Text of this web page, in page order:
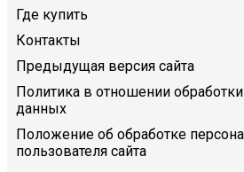
Где купить
Контакты
Предыдущая версия сайта
Политика в отношении
данных
Положение об обработке
пользователя сайта